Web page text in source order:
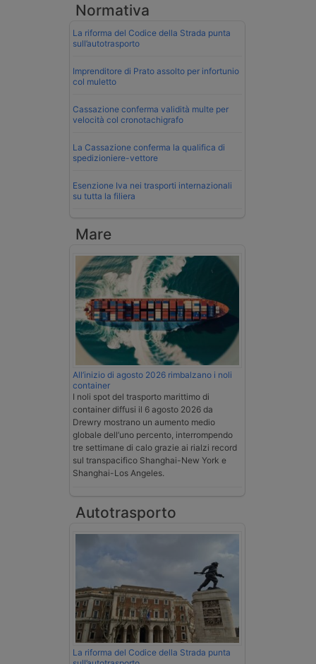
Normativa
La riforma del Codice della Strada punta
sull’autotrasporto
Imprenditore di Prato assolto per infortunio
col muletto
Cassazione conferma validità multe per
velocità col cronotachigrafo
La Cassazione conferma la qualifica di
spedizioniere-vettore
Esenzione Iva nei trasporti internazionali
su tutta la filiera
Mare
All’inizio di agosto 2026 rimbalzano i noli
container
I noli spot del trasporto marittimo di
container diffusi il 6 agosto 2026 da
Drewry mostrano un aumento medio
globale dell’uno percento, interrompendo
tre settimane di calo grazie ai rialzi record
sul transpacifico Shanghai-New York e
Shanghai-Los Angeles.
Autotrasporto
La riforma del Codice della Strada punta